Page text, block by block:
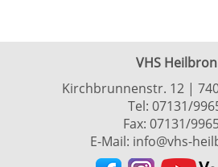
VHS
Kirchbrunnenstr. 12 |
Tel: 07131/
Fax: 07131/
E-Mail: info@vhs-